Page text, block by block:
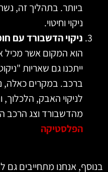
ביותר. בתהליך זה,
ניקוי וחיטוי.
ניקוי הדשבורד עם חומר
הוא המקום אשר מכיל את
ייתכנו גם שאריות
ברכב. במקרים כאלה,
לניקוי האבק, הלכלוך,
מהדשבורד וצג הרכב
הפלסטיקה
אנחנו מתחייבים גם